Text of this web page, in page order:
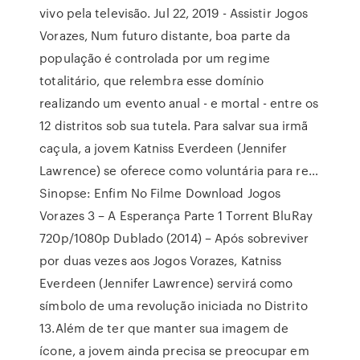
vivo pela televisão. Jul 22, 2019 - Assistir Jogos
Vorazes, Num futuro distante, boa parte da
população é controlada por um regime
totalitário, que relembra esse domínio
realizando um evento anual - e mortal - entre os
12 distritos sob sua tutela. Para salvar sua irmã
caçula, a jovem Katniss Everdeen (Jennifer
Lawrence) se oferece como voluntária para re…
Sinopse: Enfim No Filme Download Jogos
Vorazes 3 – A Esperança Parte 1 Torrent BluRay
720p/1080p Dublado (2014) – Após sobreviver
por duas vezes aos Jogos Vorazes, Katniss
Everdeen (Jennifer Lawrence) servirá como
símbolo de uma revolução iniciada no Distrito
13.Além de ter que manter sua imagem de
ícone, a jovem ainda precisa se preocupar em